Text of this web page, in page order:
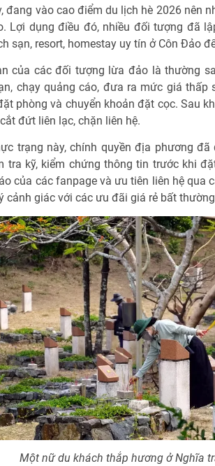
đang vào cao điểm du lịch hè 2026 nên
Lợi dụng điều đó, nhiều đối tượng đã
sạn, resort, homestay uy tín ở Côn Đảo
của các đối tượng lừa đảo là thường
chạy quảng cáo, đưa ra mức giá thấp
phòng và chuyển khoản đặt cọc. Sau
đứt liên lạc, chặn liên hệ.
trạng này, chính quyền địa phương đã
tra kỹ, kiểm chứng thông tin trước khi
của các fanpage và ưu tiên liên hệ qua
cảnh giác với các ưu đãi giá rẻ bất
Một nữ du khách thắp hương ở Nghĩa